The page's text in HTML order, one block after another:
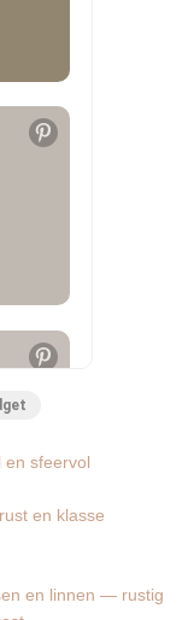
en klasse